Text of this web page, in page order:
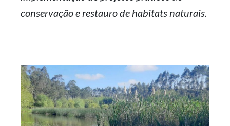
conservação e restauro de habitatsnaturais.